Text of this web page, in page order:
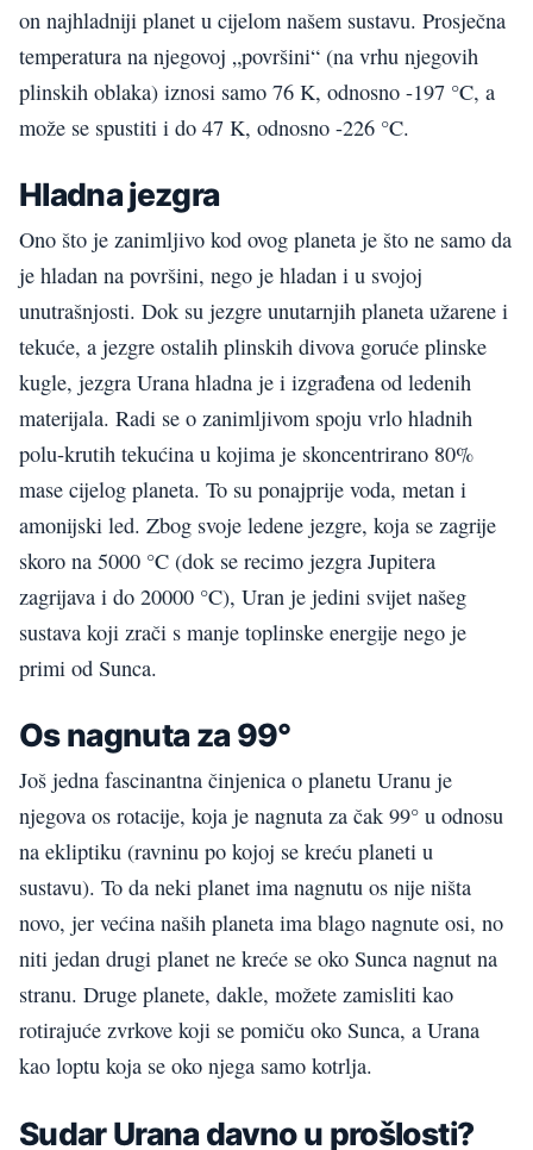
on najhladniji planet u cijelom našem sustavu. Prosječna
temperatura na njegovoj „površini“ (na vrhu njegovih
plinskih oblaka) iznosi samo 76 K, odnosno -197 °C, a
može se spustiti i do 47 K, odnosno -226 °C.
Hladna jezgra
Ono što je zanimljivo kod ovog planeta je što ne samo da
je hladan na površini, nego je hladan i u svojoj
unutrašnjosti. Dok su jezgre unutarnjih planeta užarene i
tekuće, a jezgre ostalih plinskih divova goruće plinske
kugle, jezgra Urana hladna je i izgrađena od ledenih
materijala. Radi se o zanimljivom spoju vrlo hladnih
polu-krutih tekućina u kojima je skoncentrirano 80%
mase cijelog planeta. To su ponajprije voda, metan i
amonijski led. Zbog svoje ledene jezgre, koja se zagrije
skoro na 5000 °C (dok se recimo jezgra Jupitera
zagrijava i do 20000 °C), Uran je jedini svijet našeg
sustava koji zrači s manje toplinske energije nego je
primi od Sunca.
Os nagnuta za 99°
Još jedna fascinantna činjenica o planetu Uranu je
njegova os rotacije, koja je nagnuta za čak 99° u odnosu
na ekliptiku (ravninu po kojoj se kreću planeti u
sustavu). To da neki planet ima nagnutu os nije ništa
novo, jer većina naših planeta ima blago nagnute osi, no
niti jedan drugi planet ne kreće se oko Sunca nagnut na
stranu. Druge planete, dakle, možete zamisliti kao
rotirajuće zvrkove koji se pomiču oko Sunca, a Urana
kao loptu koja se oko njega samo kotrlja.
Sudar Urana davno u prošlosti?